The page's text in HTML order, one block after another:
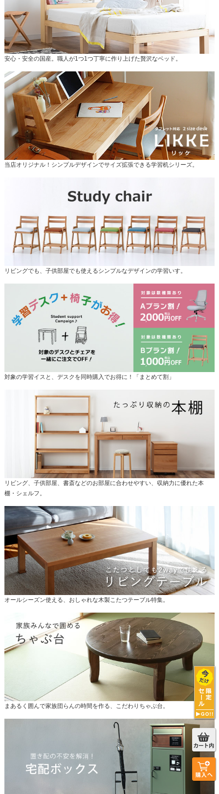
安心・安全の国産。職人が1つ1つ丁寧に作り上げた贅沢なベッド。
当店オリジナル！シンプルデザインでサイズ拡張できる学習机シリーズ。
リビングでも、子供部屋でも使えるシンプルなデザインの学習いす。
対象の学習イスと、デスクを同時購入でお得に！「まとめて割」
リビング、子供部屋、書斎などのお部屋に合わせやすい、収納力に優れた本
棚・シェルフ。
オールシーズン使える、おしゃれな木製こたつテーブル特集。
まあるく囲んで家族団らんの時間を作る、こだわりちゃぶ台。